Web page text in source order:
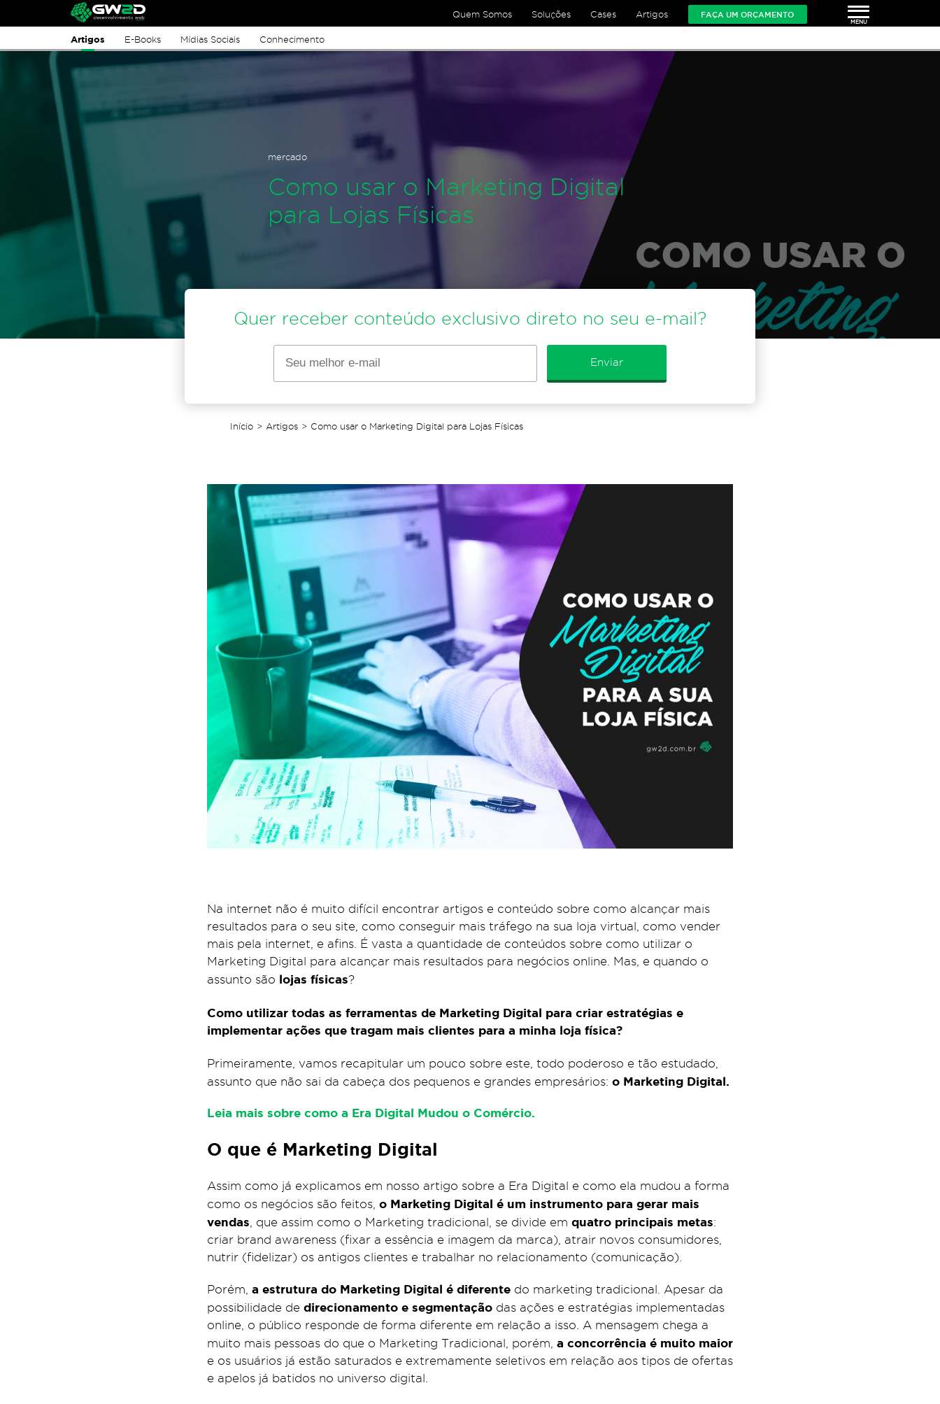
Quem Somos Soluções Cases Artigos FAÇA UM ORÇAMENTO
Artigos E-Books Mídias Sociais Conhecimento
mercado
Como usar o Marketing Digital
para Lojas Físicas
Quer receber conteúdo exclusivo direto no seu e-mail?
Enviar
Início > Artigos > Como usar o Marketing Digital para Lojas Físicas
Na internet não é muito difícil encontrar artigos e conteúdo sobre como alcançar mais
resultados para o seu site, como conseguir mais tráfego na sua loja virtual, como vender
mais pela internet, e afins. É vasta a quantidade de conteúdos sobre como utilizar o
Marketing Digital para alcançar mais resultados para negócios online. Mas, e quando o
assunto são lojas físicas?
Como utilizar todas as ferramentas de Marketing Digital para criar estratégias e
implementar ações que tragam mais clientes para a minha loja física?
Primeiramente, vamos recapitular um pouco sobre este, todo poderoso e tão estudado,
assunto que não sai da cabeça dos pequenos e grandes empresários: o Marketing Digital.
Leia mais sobre como a Era Digital Mudou o Comércio.
O que é Marketing Digital
Assim como já explicamos em nosso artigo sobre a Era Digital e como ela mudou a forma
como os negócios são feitos, o Marketing Digital é um instrumento para gerar mais
vendas , que assim como o Marketing tradicional, se divide em quatro principais metas:
criar brand awareness (fixar a essência e imagem da marca), atrair novos consumidores,
nutrir (fidelizar) os antigos clientes e trabalhar no relacionamento (comunicação).
Porém, a estrutura do Marketing Digital é diferentedo marketing tradicional. Apesar da
possibilidade de direcionamento e segmentaçãodas ações e estratégias implementadas
online, o público responde de forma diferente em relação a isso. A mensagem chega a
muito mais pessoas do que o Marketing Tradicional, porém, a concorrência é muito maior
e os usuários já estão saturados e extremamente seletivos em relação aos tipos de ofertas
e apelos já batidos no universo digital.